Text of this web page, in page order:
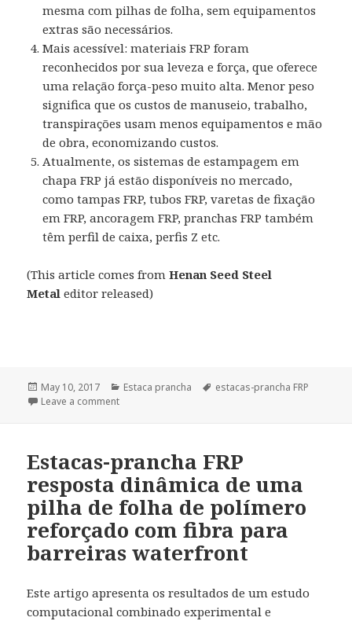
mesma com pilhas de folha, sem equipamentos
extras são necessários.
Mais acessível: materiais FRP foram
reconhecidos por sua leveza e força, que oferece
uma relação força-peso muito alta. Menor peso
significa que os custos de manuseio, trabalho,
transpirações usam menos equipamentos e mão
de obra, economizando custos.
Atualmente, os sistemas de estampagem em
chapa FRP já estão disponíveis no mercado,
como tampas FRP, tubos FRP, varetas de fixação
em FRP, ancoragem FRP, pranchas FRP também
têm perfil de caixa, perfis Z etc.
(This article comes fromHenan Seed Steel
Metal editor released)
Posted
on
May 10, 2017 Categories
Estaca prancha Tags
estacas-prancha FRP
Leave a comment
Estacas-prancha FRP
resposta dinâmica de uma
pilha de folha de polímero
reforçado com fibra para
barreiras waterfront
Este artigo apresenta os resultados de um estudo
computacional combinado experimental e